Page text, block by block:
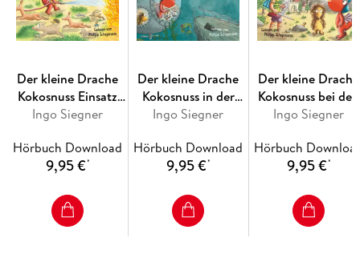
Der kleine Drache
Kokosnuss Einsatz
bei der Feuerwehr
Ingo Siegner
Hörbuch Download
9,95 €*
Der kleine Drache
Kokosnuss in der
Tiefsee
Ingo Siegner
Hörbuch Download
9,95 €*
Der kleine Drache
Kokosnuss bei den
alten Griechen
Ingo Siegner
Hörbuch
9,95 €*